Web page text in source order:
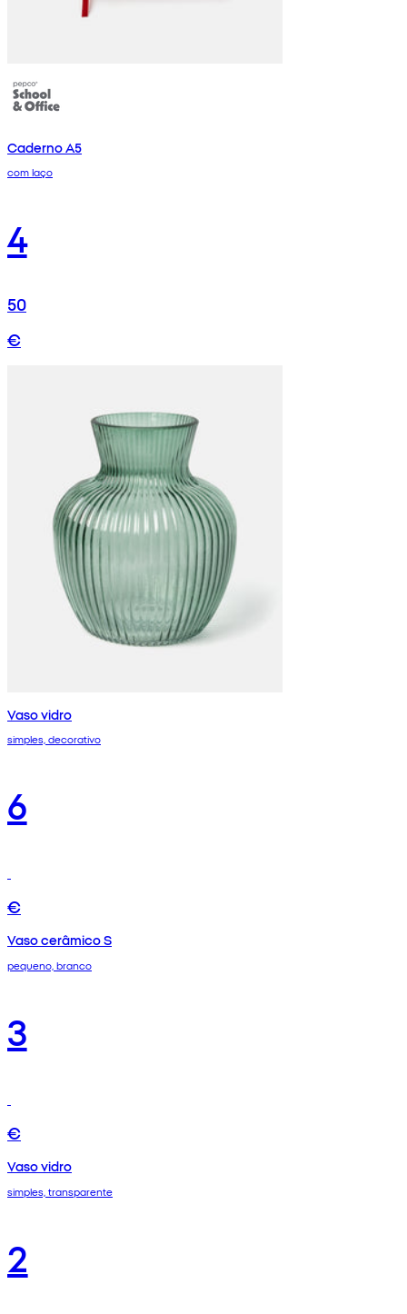
Caderno A5
com laço
4
50
€
Vaso vidro
simples, decorativo
6
€
Vaso cerâmico S
pequeno, branco
3
€
Vaso vidro
simples, transparente
2